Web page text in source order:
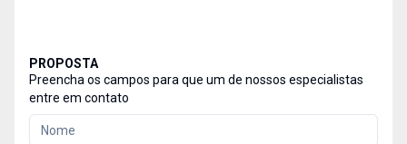
PROPOSTA
Preencha os campos para que um de nossos especialistas
entre em contato